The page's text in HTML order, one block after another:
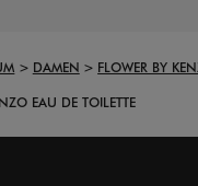
DAMEN
FLOWER BY
EAU DE TOILETTE